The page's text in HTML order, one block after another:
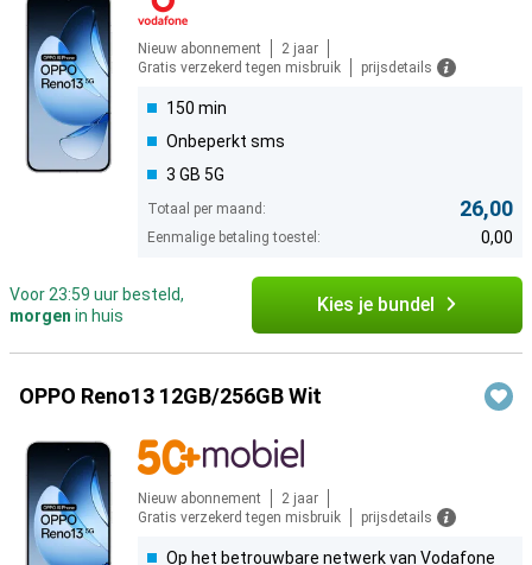
Nieuw abonnement
2 jaar
Gratis verzekerd tegen misbruik
prijsdetails
150 min
Onbeperkt sms
3 GB 5G
Totaal per maand: 26,00
Eenmalige betaling toestel: 0,00
Voor 23:59 uur besteld,
morgen in huis Kies je bundel
OPPO Reno13 12GB/256GB Wit
Nieuw abonnement
2 jaar
Gratis verzekerd tegen misbruik
prijsdetails
Op het betrouwbare netwerk van Vodafone